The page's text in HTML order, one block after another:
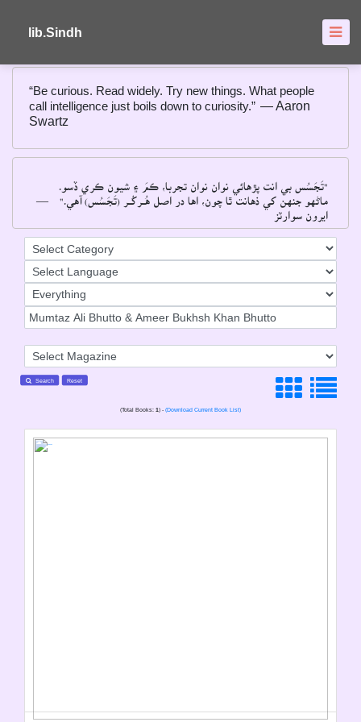
lib.Sindh
“Be curious. Read widely. Try new things. What people
call intelligence just boils down to curiosity.” ― Aaron
Swartz
"تَجَسُس بي انت پڙهائي نوان نوان تجربا، ڪمَ ۽ شيون ڪري ڏسو۔
ماڻهو جنهن کي ذهانت ٿا چون، اها در اصل هُــرکُــر (تَجَسُس) آهي۔"
ايرون سوارٽز
Search Reset
(Total Books: 1) - (Download Current Book List)